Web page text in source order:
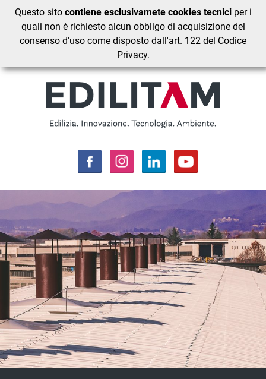
Questo sitocontiene esclusivamete cookies tecniciper i
quali non è richiesto alcun obbligo di acquisizione del
consenso d'uso come disposto dall'art. 122 del Codice
Privacy.